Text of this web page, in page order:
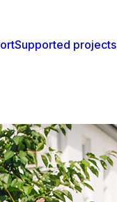
Supported projects